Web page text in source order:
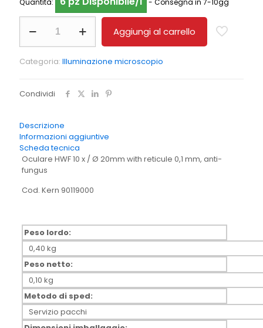
Quantità: - Consegna in 7-10gg
per
microscopio
A1618
Aggiungi al carrello
Categoria: Illuminazione microscopio
Condividi
Descrizione
Informazioni aggiuntive
Scheda tecnica
Oculare HWF 10 x / Ø 20mm with reticule 0,1 mm, anti-
fungus
Cod. Kern 90119000
Peso lordo:
0,40 kg
Peso netto:
0,10 kg
Metodo di sped:
Servizio pacchi